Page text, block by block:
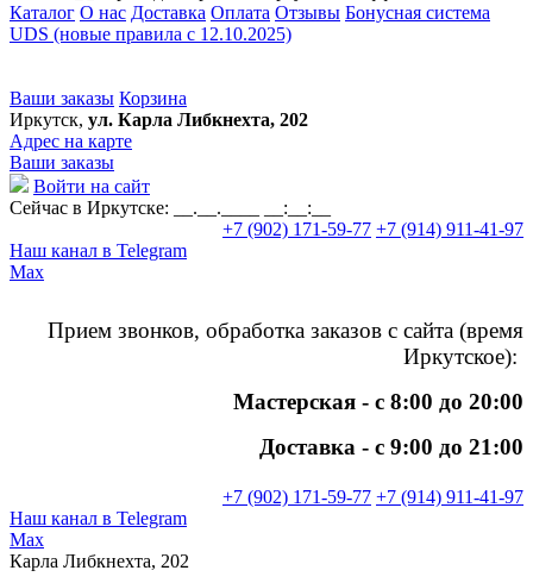
Каталог О нас Доставка Оплата Отзывы Бонусная система
UDS (новые правила с 12.10.2025)
Ваши заказы Корзина
Иркутск, ул. Карла Либкнехта, 202
Адрес на карте
Ваши заказы
Войти на сайт
Сейчас в Иркутске:
__.__.____ __:__:__
+7 (902) 171-59-77 +7 (914) 911-41-97
Наш канал в Telegram
Max
Прием звонков, обработка заказов с сайта (время
Иркутское):
Мастерская - с 8:00 до 20:00
Доставка - с 9:00 до 21:00
+7 (902) 171-59-77 +7 (914) 911-41-97
Наш канал в Telegram
Max
Карла Либкнехта, 202